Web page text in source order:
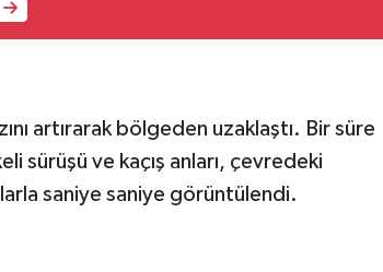
artırarak bölgeden uzaklaştı. Bir süre
sürüşü ve kaçış anları, çevredeki
saniye saniye görüntülendi.